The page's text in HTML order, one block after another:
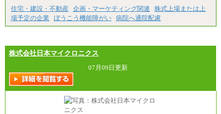
大学卒/月給219,000円～246,000円
短大・高専卒/月給197,000円～222,000円
※拠点型職員、特定職員の給与は、生活の拠点が定
す。
中途：
全職種共通
月給制
226,600円～390,100円（勤務地域等により異なりま
す）
・ご経験やスキルを考慮し、選考の中で決定いたし
ます。
・試用期間中も同額支給します。
住宅・建設・不動産
企画・マーケティング関連
株式上場または上
場予定の企業
ぼうこう機能障がい 病院へ通院配慮
株式会社日本マイクロニクス
07月09日更新